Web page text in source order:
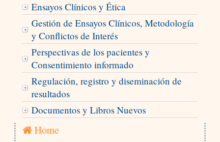
Ensayos Clínicos y Ética
Gestión de Ensayos Clínicos, Metodología
y Conflictos de Interés
Perspectivas de los pacientes y
Consentimiento informado
Regulación, registro y diseminación de
resultados
Documentos y Libros Nuevos
Home